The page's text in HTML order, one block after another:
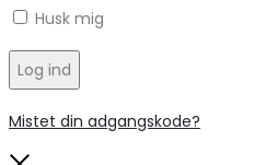
Husk mig
Log ind
Mistet din adgangskode?